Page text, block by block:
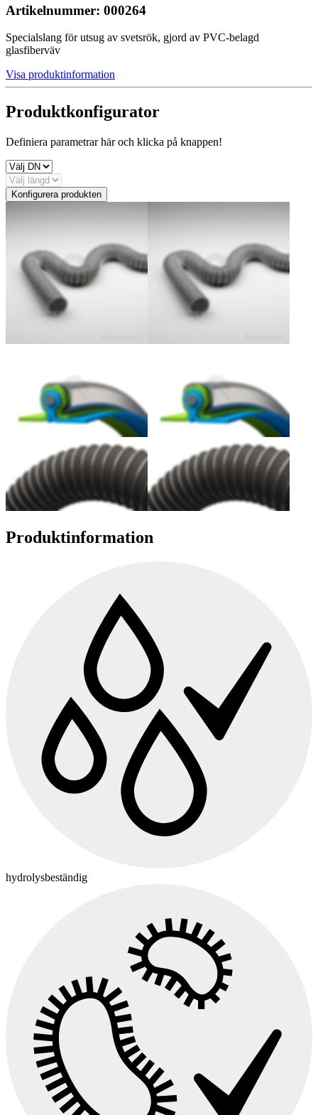
Artikelnummer: 000264
Specialslang för utsug av svetsrök, gjord av PVC-belagd
glasfiberväv
Visa produktinformation
Produktkonfigurator
Definiera parametrar här och klicka på knappen!
Konfigurera produkten
Produktinformation
hydrolysbeständig